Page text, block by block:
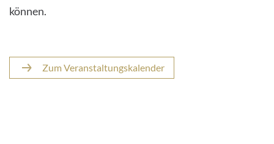
können.
Zum Veranstaltungskalender